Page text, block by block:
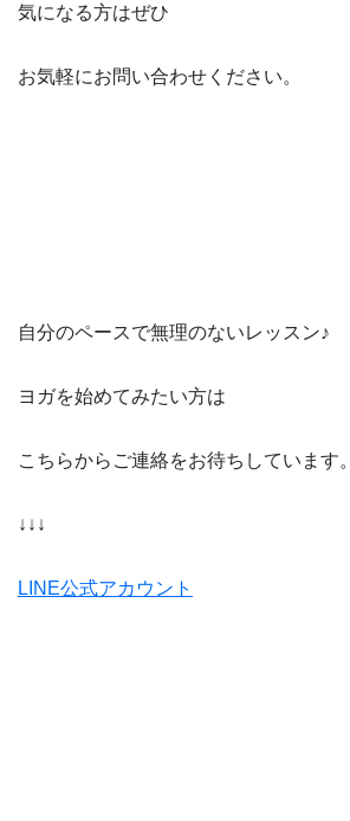
気になる方はぜひ
お気軽にお問い合わせください。
自分のペースで無理のないレッスン♪
ヨガを始めてみたい方は
こちらからご連絡をお待ちしています。
↓↓↓
LINE公式アカウント